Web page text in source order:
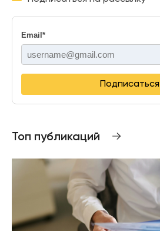
Email *
Подписаться
Топ публикаций